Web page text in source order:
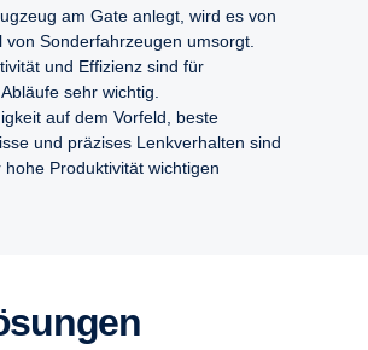
am Gate anlegt, wird es von
von Sonderfahrzeugen umsorgt.
und Effizienz sind für
sehr wichtig.
auf dem Vorfeld, beste
und präzises Lenkverhalten sind
Produktivität wichtigen